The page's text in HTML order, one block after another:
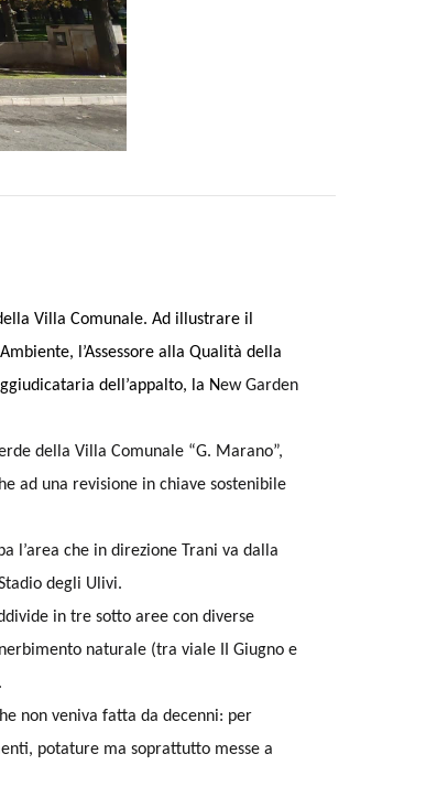
Villa Comunale. Ad illustrare il
l’Assessore alla Qualità della
dell’appalto, la New Garden
della Villa Comunale “G. Marano”,
ad una revisione in chiave sostenibile
l’area che in direzione Trani va dalla
degli Ulivi.
in tre sotto aree con diverse
naturale (tra viale II Giugno e
non veniva fatta da decenni: per
potature ma soprattutto messe a